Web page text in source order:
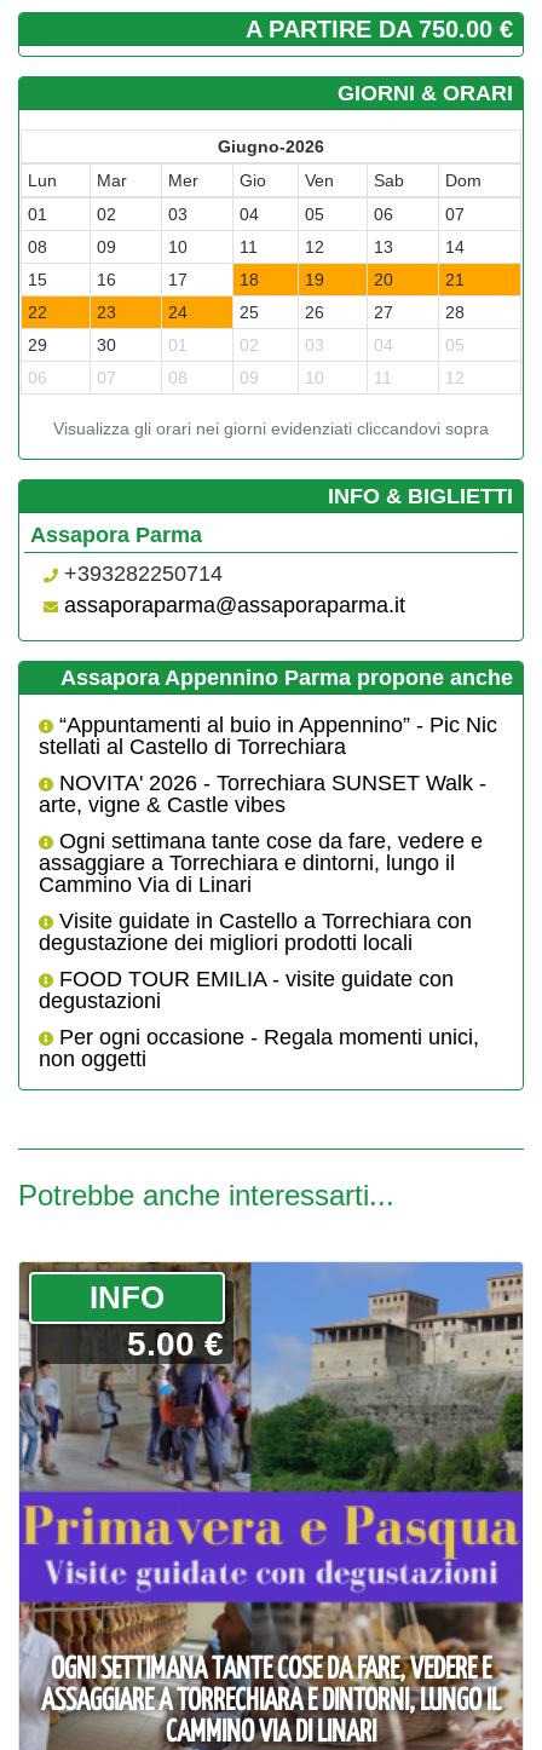
A PARTIRE DA 750.00 €
GIORNI & ORARI
Giugno-2026
Lun
Mar Mer Gio Ven Sab
Dom
01
02 03 04 05 06
07
08
09 10 11 12 13
14
15
16 17 18 19 20
21
22
23 24 25 26 27
28
29
30 01 02 03 04
05
06
07 08 09 10 11 12
Visualizza gli orari nei giorni evidenziati cliccandovi sopra
­INFO & BIGLIETTI
Assapora Parma
+393282250714
assaporaparma@assaporaparma.it
Assapora Appennino Parma propone anche
“Appuntamenti al buio in Appennino” - Pic Nic
stellati al Castello di Torrechiara
NOVITA' 2026 - Torrechiara SUNSET Walk -
arte, vigne & Castle vibes
Ogni settimana tante cose da fare, vedere e
assaggiare a Torrechiara e dintorni, lungo il
Cammino Via di Linari
Visite guidate in Castello a Torrechiara con
degustazione dei migliori prodotti locali
FOOD TOUR EMILIA - visite guidate con
degustazioni
Per ogni occasione - Regala momenti unici,
non oggetti
Potrebbe anche interessarti...
OGNI SETTIMANA TANTE COSE DA FARE, VEDERE E
ASSAGGIARE A TORRECHIARA E DINTORNI, LUNGO IL
CAMMINO VIA DI LINARI
­INFO
5.00 €